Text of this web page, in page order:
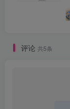
评论 共5条